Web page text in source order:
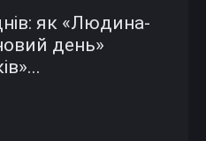
як «Людина-
день»